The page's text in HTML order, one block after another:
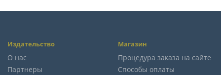
Издательство
О нас
Партнеры
Магазин
Процедура заказа на сайте
Способы оплаты